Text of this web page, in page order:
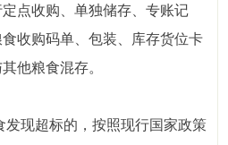
点收购、单独储存、专账记
收购码单、包装、库存货位卡
他粮食混存。
发现超标的，按照现行国家政策